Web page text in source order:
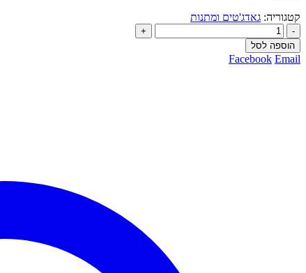
קטגוריה: גאדג'טים ומתנות
-
+
הוספה לסל
Facebook Email